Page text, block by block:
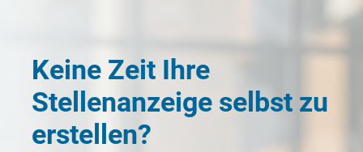
Keine Zeit Ihre
Stellenanzeige selbst zu
erstellen?